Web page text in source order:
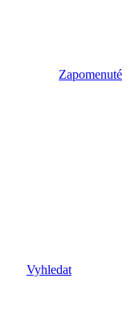
Zapomenuté
Vyhledat